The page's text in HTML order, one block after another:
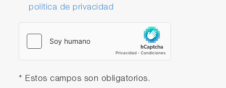
política de privacidad
* Estos campos son obligatorios.